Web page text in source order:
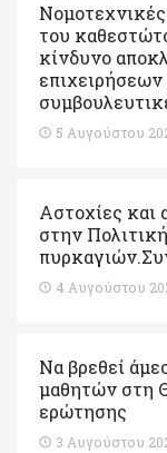
του
κίνδυνο
επιχειρήσεων
5 Αυγούστου
Αστοχίες και
στην
4 Αυγούστου
Να βρεθεί
μαθητών στη
ερώτησης
3 Αυγούστου